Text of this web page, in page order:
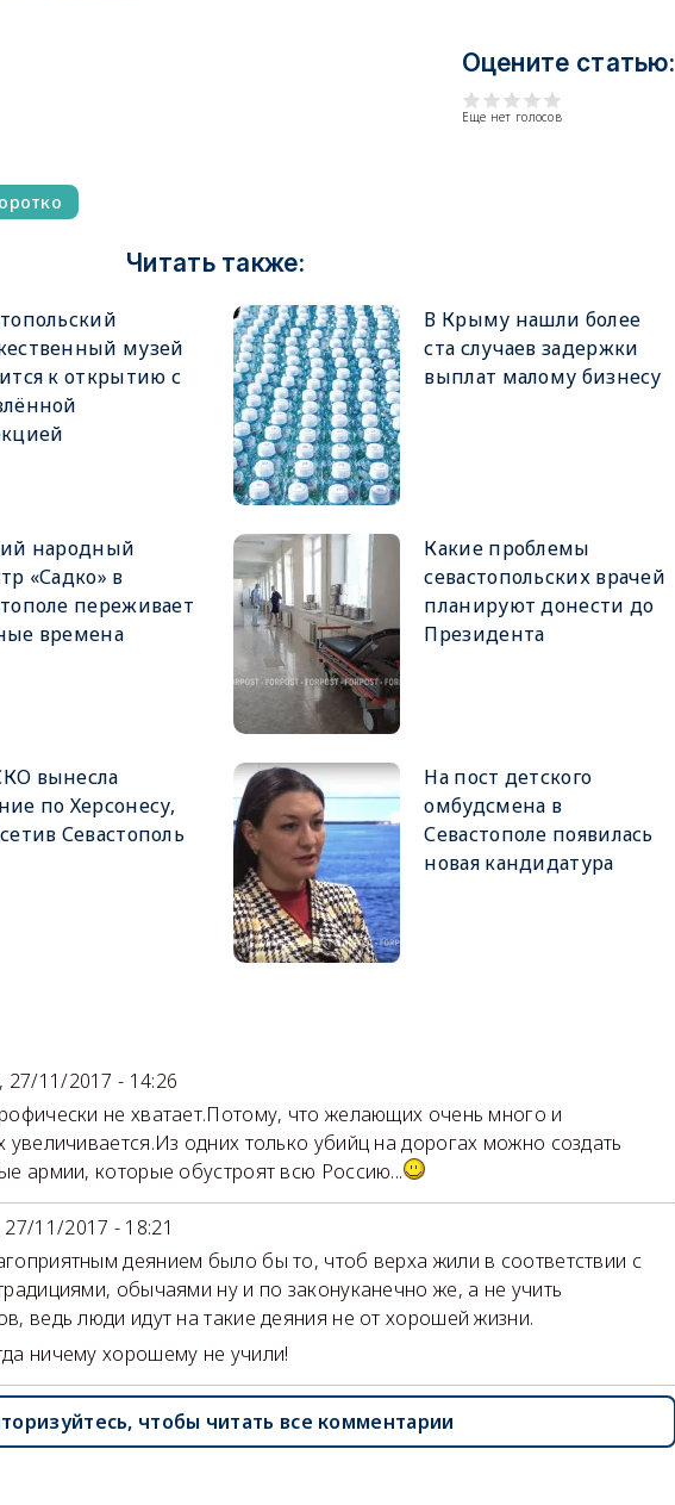
Оцените статью:
Еще нет голосов
Читать также:
музей
к открытию с
В Крыму нашли более
ста случаев задержки
выплат малому бизнесу
народный
«Садко» в
переживает
времена
Какие проблемы
севастопольских врачей
планируют донести до
Президента
вынесла
по Херсонесу,
Севастополь
На пост детского
омбудсмена в
Севастополе появилась
новая кандидатура
27/11/2017 - 14:26
не хватает.Потому, что желающих очень много и
увеличивается.Из одних только убийц на дорогах можно создать
армии, которые обустроят всю Россию...
27/11/2017 - 18:21
деянием было бы то, чтоб верха жили в соответствии с
обычаями ну и по законуканечно же, а не учить
ведь люди идут на такие деяния не от хорошей жизни.
ничему хорошему не учили!
чтобы читать все комментарии